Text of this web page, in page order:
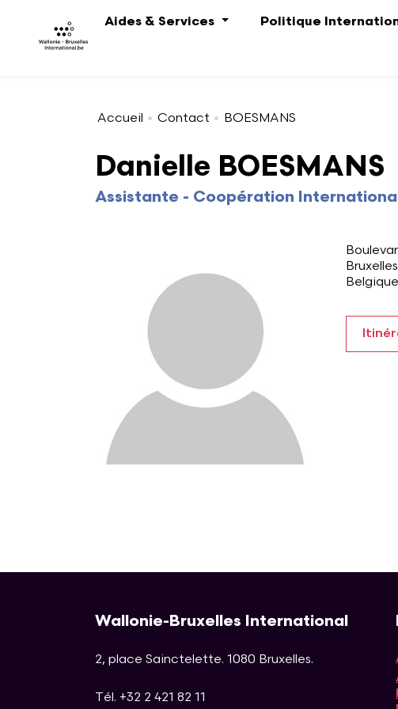
Aides & Services
Politique
Accueil Contact BOESMANS
Danielle BOESMANS
Assistante - Coopération
Adresse
Belgique
Wallonie-Bruxelles International
2, place Sainctelette. 1080 Bruxelles.
Tél. +32 2 421 82 11